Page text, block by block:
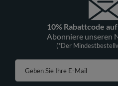
10% Rabattcode
Abonniere unseren
(*Der
Geben Sie Ihre E-Mail